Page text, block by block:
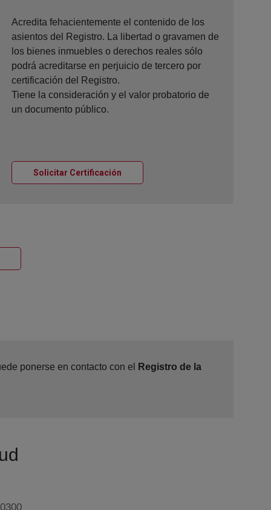
Acredita fehacientemente el contenido de los
asientos del Registro. La libertad o gravamen de
los bienes inmuebles o derechos reales sólo
podrá acreditarse en perjuicio de tercero por
certificación del Registro.
Tiene la consideración y el valor probatorio de
un documento público.
Solicitar Certificación
ponerse en contacto con el Registro de la